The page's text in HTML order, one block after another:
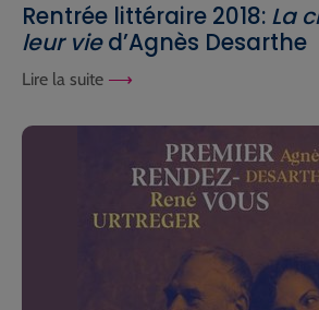
Rentrée littéraire 2018: La
leur vied’Agnès Desarthe
Lire la suite